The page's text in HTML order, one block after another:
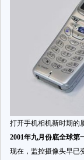
打开手机相机新时期的
2001年九月份底全球第
现在，监控摄像头早已